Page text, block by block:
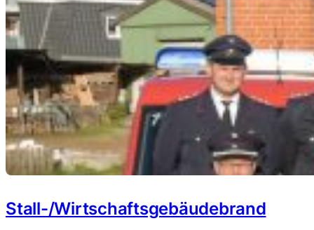
Stall-/Wirtschaftsgebäudebrand